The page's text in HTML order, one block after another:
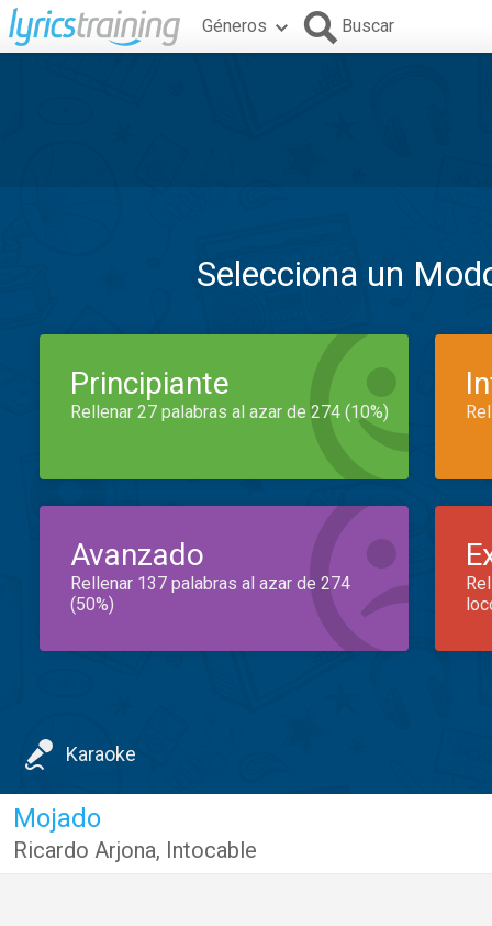
Géneros Buscar
Selecciona un
Principiante
Rellenar 27 palabras al azar de 274 (10%)
Avanzado
Rellenar 137 palabras al azar de 274
(50%)
Karaoke
Mojado
Ricardo Arjona, Intocable